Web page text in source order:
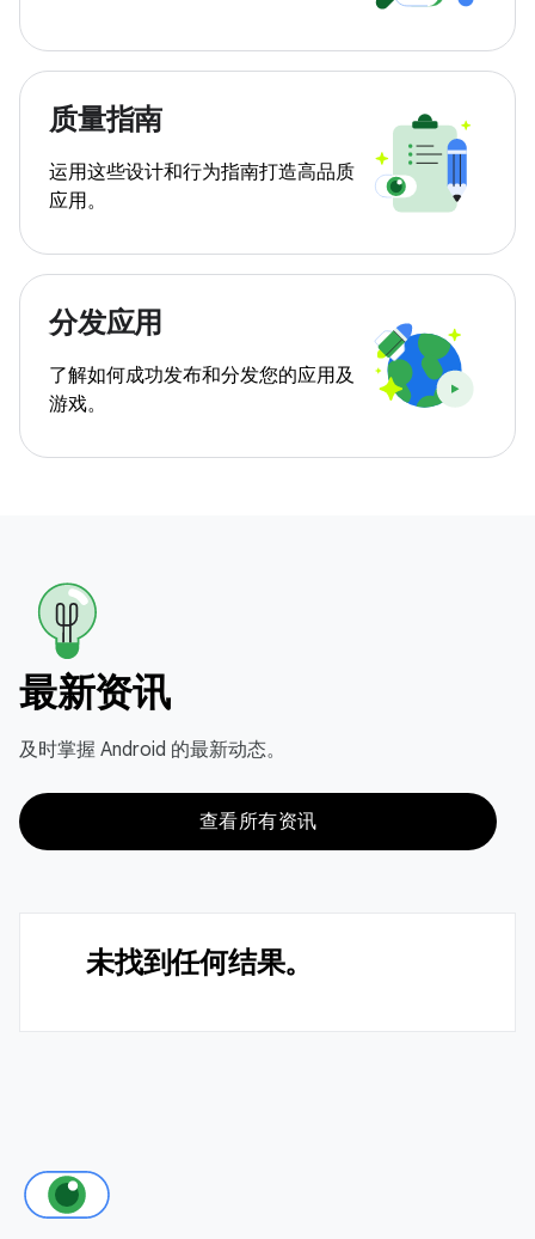
质量指南
运用这些设计和行为指南打造高品质
应用。
分发应用
了解如何成功发布和分发您的应用及
游戏。
最新资讯
及时掌握 Android 的最新动态。
查看所有资讯
未找到任何结果。